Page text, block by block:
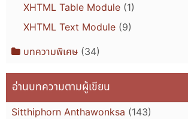
XHTML Table Module(1)
XHTML Text Module(9)
บทความพิเศษ(34)
อ่านบทความตามผู้เขียน
Sitthiphorn Anthawonksa (143)